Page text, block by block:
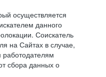
осуществляется
данного
Соискатель
на Сайтах в случае,
работодателям
сбора данных о